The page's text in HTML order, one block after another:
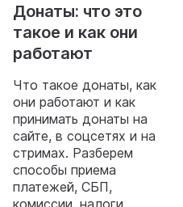
Донаты: что это
такое и как они
работают
Что такое донаты, как
они работают и как
принимать донаты на
сайте, в соцсетях и на
стримах. Разберем
способы приема
платежей, СБП,
комиссии, налоги,